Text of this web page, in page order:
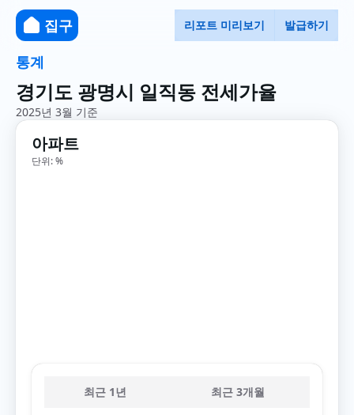
집구 리포트 미리보기 발급하기
통계
경기도 광명시 일직동 전세가율
2025년 3월 기준
아파트
단위: %
최근 1년 최근 3개월